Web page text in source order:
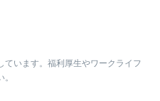
います。福利厚生やワークライフ